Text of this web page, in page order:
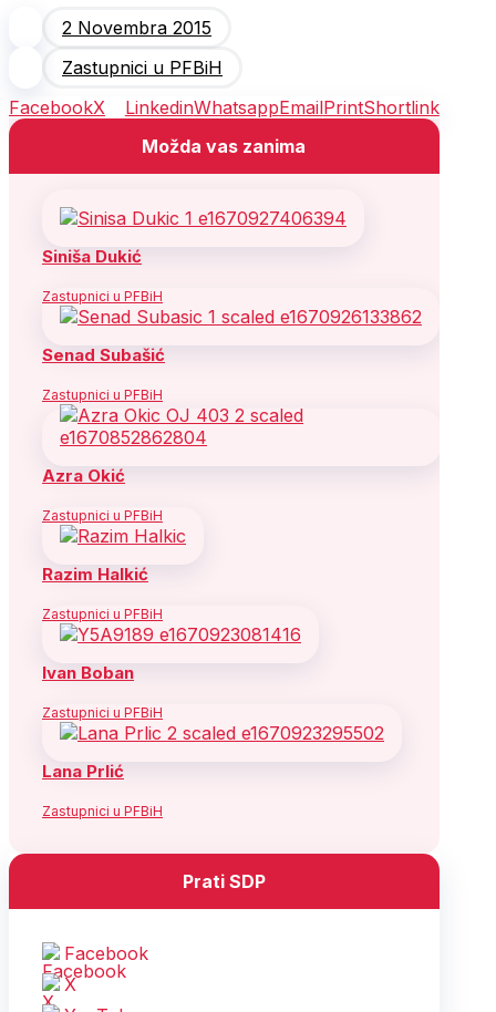
2 Novembra 2015
Zastupnici u PFBiH
FacebookX LinkedinWhatsappEmailPrintShortlink
Možda vas zanima
Siniša Dukić
Zastupnici u PFBiH
Senad Subašić
Zastupnici u PFBiH
Azra Okić
Zastupnici u PFBiH
Razim Halkić
Zastupnici u PFBiH
Ivan Boban
Zastupnici u PFBiH
Lana Prlić
Zastupnici u PFBiH
Prati SDP
Facebook
X